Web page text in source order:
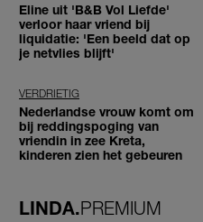
Eline uit 'B&B Vol Liefde'
verloor haar vriend bij
liquidatie: 'Een beeld dat op
je netvlies blijft'
VERDRIETIG
Nederlandse vrouw komt om
bij reddingspoging van
vriendin in zee Kreta,
kinderen zien het gebeuren
LINDA.PREMIUM